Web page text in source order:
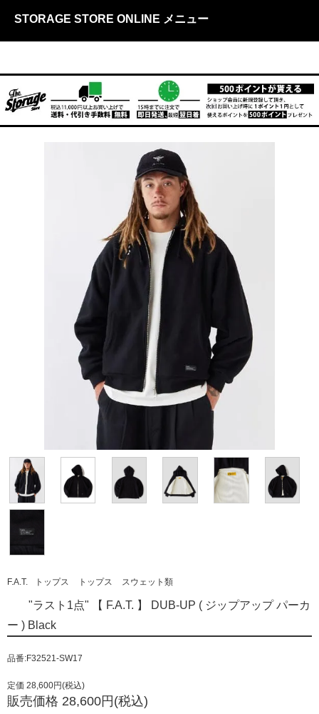
STORAGE STORE ONLINE メニュー
F.A.T. トップス トップス スウェット類
"ラスト1点" 【 F.A.T. 】 DUB-UP ( ジップアップ パーカ
ー ) Black
品番:F32521-SW17
定価 28,600円(税込)
販売価格 28,600円(税込)